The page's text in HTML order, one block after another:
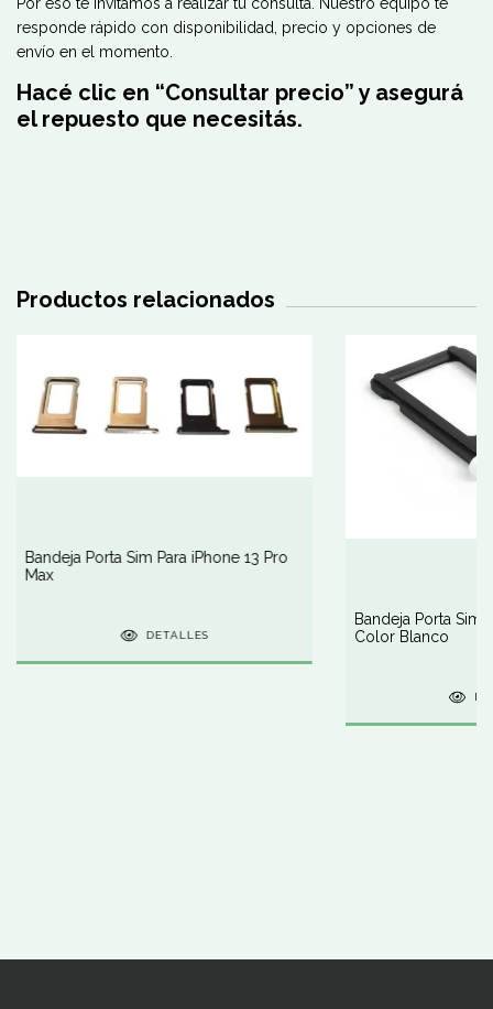
responde rápido con disponibilidad, precio y opciones de
envío en el momento.
Hacé clic en “Consultar precio” y asegurá
el repuesto que necesitás.
Productos relacionados
Bandeja Porta Sim Para iPhone 13 Pro
Max
DETALLES
Bandeja Porta Sim
Color Blanco